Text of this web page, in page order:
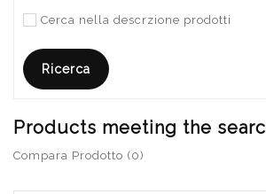
Cerca nella descrzione prodotti
Products meeting the
Compara Prodotto (0)